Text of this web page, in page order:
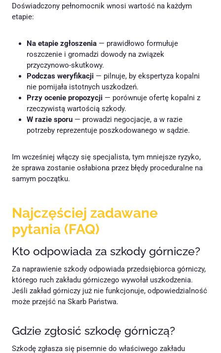
Doświadczony pełnomocnik wnosi wartość na każdym
etapie:
Na etapie zgłoszenia — prawidłowo formułuje
roszczenie i gromadzi dowody na związek
przyczynowo-skutkowy.
Podczas weryfikacji — pilnuje, by ekspertyza kopalni
nie pomijała istotnych uszkodzeń.
Przy ocenie propozycji — porównuje ofertę kopalni z
rzeczywistą wartością szkody.
W razie sporu — prowadzi negocjacje, a w razie
potrzeby reprezentuje poszkodowanego w sądzie.
Im wcześniej włączy się specjalista, tym mniejsze ryzyko,
że sprawa zostanie osłabiona przez błędy proceduralne na
samym początku.
Najczęściej zadawane
pytania (FAQ)
Kto odpowiada za szkody górnicze?
Za naprawienie szkody odpowiada przedsiębiorca górniczy,
którego ruch zakładu górniczego wywołał uszkodzenia.
Jeśli zakład górniczy już nie funkcjonuje, odpowiedzialność
może przejść na Skarb Państwa.
Gdzie zgłosić szkodę górniczą?
Szkodę zgłasza się pisemnie do właściwego zakładu